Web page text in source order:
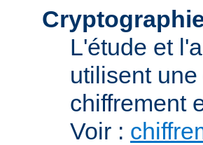
L'étude et
utilisent
chiffrement
Voir :